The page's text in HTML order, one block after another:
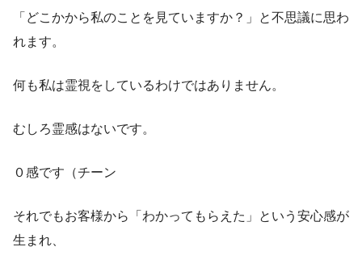
「どこかから私のことを見ていますか？」と不思議に思わ
れます。
何も私は霊視をしているわけではありません。
むしろ霊感はないです。
０感です（チーン
それでもお客様から「わかってもらえた」という安心感が
生まれ、